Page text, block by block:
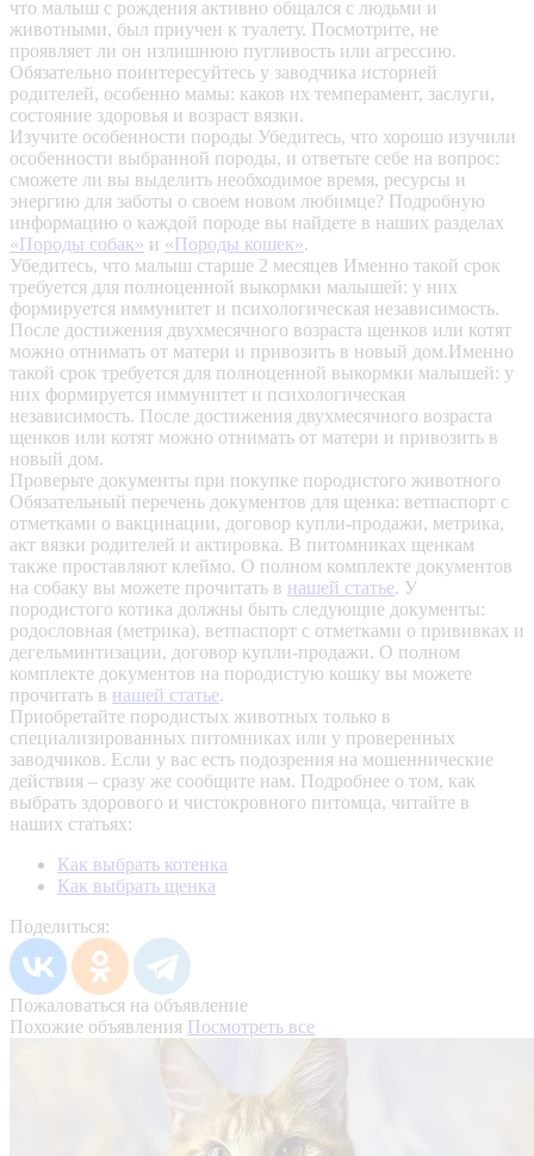
что малыш с рождения активно общался с людьми и
животными, был приучен к туалету. Посмотрите, не
проявляет ли он излишнюю пугливость или агрессию.
Обязательно поинтересуйтесь у заводчика историей
родителей, особенно мамы: каков их темперамент, заслуги,
состояние здоровья и возраст вязки.
Изучите особенности породы Убедитесь, что хорошо изучили
особенности выбранной породы, и ответьте себе на вопрос:
сможете ли вы выделить необходимое время, ресурсы и
энергию для заботы о своем новом любимце? Подробную
информацию о каждой породе вы найдете в наших разделах
«Породы собак» и «Породы кошек».
Убедитесь, что малыш старше 2 месяцев Именно такой срок
требуется для полноценной выкормки малышей: у них
формируется иммунитет и психологическая независимость.
После достижения двухмесячного возраста щенков или котят
можно отнимать от матери и привозить в новый дом.Именно
такой срок требуется для полноценной выкормки малышей: у
них формируется иммунитет и психологическая
независимость. После достижения двухмесячного возраста
щенков или котят можно отнимать от матери и привозить в
новый дом.
Проверьте документы при покупке породистого животного
Обязательный перечень документов для щенка: ветпаспорт с
отметками о вакцинации, договор купли-продажи, метрика,
акт вязки родителей и актировка. В питомниках щенкам
также проставляют клеймо. О полном комплекте документов
на собаку вы можете прочитать в нашей статье. У
породистого котика должны быть следующие документы:
родословная (метрика), ветпаспорт с отметками о прививках и
дегельминтизации, договор купли-продажи. О полном
комплекте документов на породистую кошку вы можете
прочитать в нашей статье.
Приобретайте породистых животных только в
специализированных питомниках или у проверенных
заводчиков. Если у вас есть подозрения на мошеннические
действия – сразу же сообщите нам. Подробнее о том, как
выбрать здорового и чистокровного питомца, читайте в
наших статьях:
Как выбрать котенка
Как выбрать щенка
Поделиться:
Пожаловаться на объявление
Похожие объявления Посмотреть все